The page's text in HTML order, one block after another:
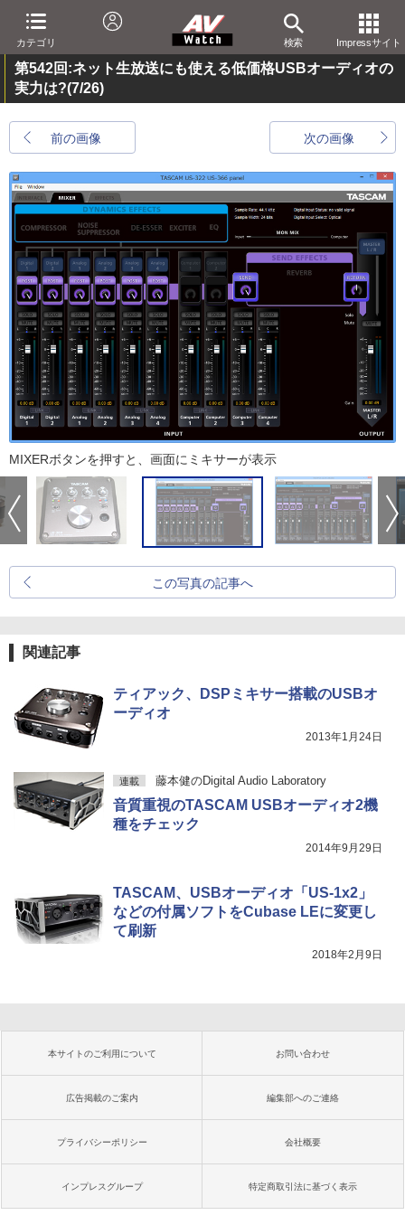
カテゴリ 検索 Impressサイト
第542回:ネット生放送にも使える低価格USBオーディオの
実力は?(7/26)
前の画像 次の画像
MIXERボタンを押すと、画面にミキサーが表示
この写真の記事へ
関連記事
ティアック、DSPミキサー搭載のUSBオ
ーディオ
2013年1月24日
連載 藤本健のDigital Audio Laboratory
音質重視のTASCAM USBオーディオ2機
種をチェック
2014年9月29日
TASCAM、USBオーディオ「US-1x2」
などの付属ソフトをCubase LEに変更し
て刷新
2018年2月9日
本サイトのご利用について お問い合わせ
広告掲載のご案内 編集部へのご連絡
プライバシーポリシー 会社概要
インプレスグループ 特定商取引法に基づく表示